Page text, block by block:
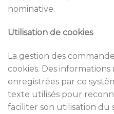
nominative.
Utilisation de cookies
La gestion des
cookies. Des
enregistrées par ce
texte utilisés pour
faciliter son utilisation du